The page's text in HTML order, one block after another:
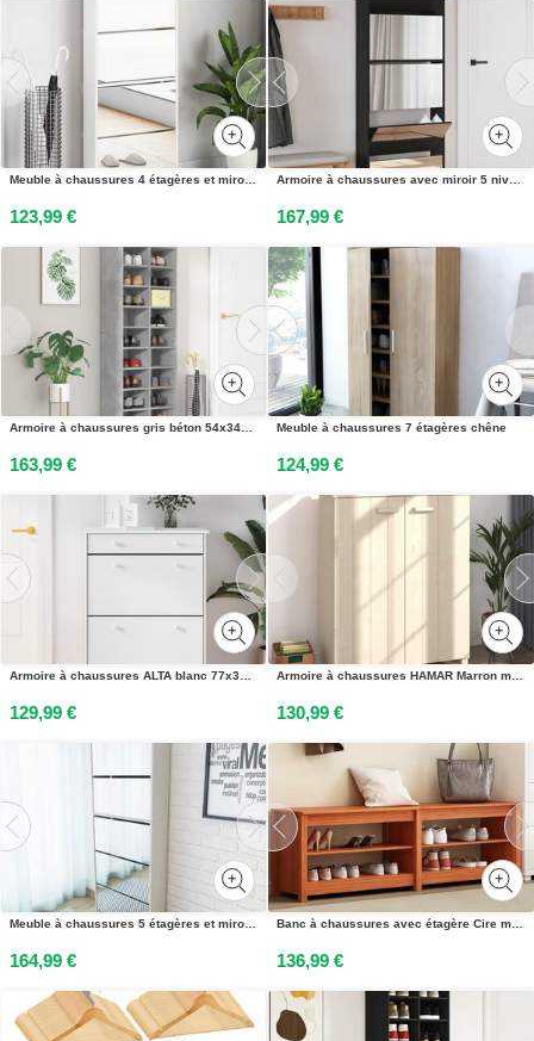
Meuble à chaussures 4 étagères et miroir 63x17x134 cm Blanc
123,99 €
Armoire à chaussures avec miroir 5 niveaux noir 63x17x169,5 cm
167,99 €
Armoire à chaussures gris béton 54x34x183 cm bois dingénierie
163,99 €
Meuble à chaussures 7 étagères chêne
124,99 €
Armoire à chaussures ALTA blanc 77x35x96 cm bois massif de pin
129,99 €
Armoire à chaussures HAMAR Marron miel 85x40x108 cm Pin massif
130,99 €
Meuble à chaussures 5 étagères et miroir 63x17x169,5 cm Blanc
164,99 €
Banc à chaussures avec étagère Cire marron 160 x 36,5 x 50 cm
136,99 €